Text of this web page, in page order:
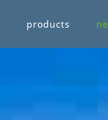
products